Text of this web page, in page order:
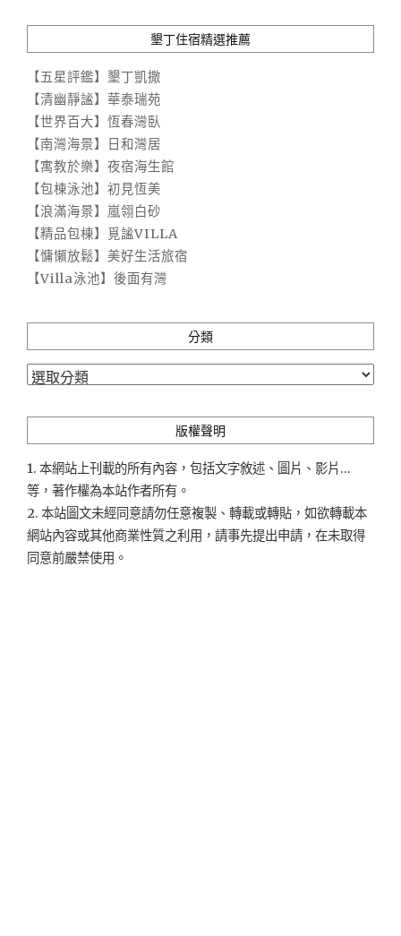
墾丁住宿精選推薦
【五星評鑑】墾丁凱撒
【清幽靜謐】華泰瑞苑
【世界百大】恆春灣臥
【南灣海景】日和灣居
【寓教於樂】夜宿海生館
【包棟泳池】初見恆美
【浪滿海景】嵐翎白砂
【精品包棟】覓謐VILLA
【慵懶放鬆】美好生活旅宿
【Villa泳池】後面有灣
分類
分
版權聲明
1. 本網站上刊載的所有內容，包括文字敘述、圖片、影片...
等，著作權為本站作者所有。
2. 本站圖文未經同意請勿任意複製、轉載或轉貼，如欲轉載本
網站內容或其他商業性質之利用，請事先提出申請，在未取得
同意前嚴禁使用。